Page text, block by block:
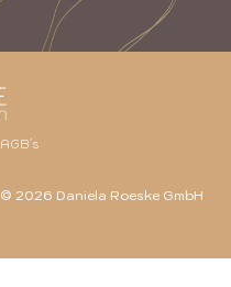
AGB´s
© 2026 Daniela Roeske GmbH